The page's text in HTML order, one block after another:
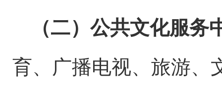
（二）公共文化服务
育、广播电视、旅游、